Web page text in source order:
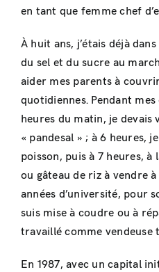
en tant que femme chef
À huit ans, j’étais déjà
du sel et du sucre au
aider mes parents à
quotidiennes. Pendant
heures du matin, je devais
« pandesal » ; à 6 heures,
poisson, puis à 7 heures,
ou gâteau de riz à vendre à
années d’université, pour
suis mise à coudre ou à
travaillé comme vendeuse
En 1987, avec un capital